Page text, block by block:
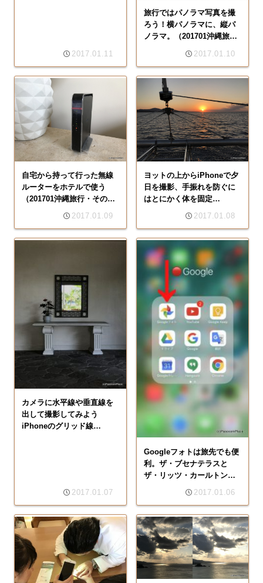
2017.01.11
旅行ではパノラマ写真を撮
ろう！横パノラマに、縦パ
ノラマ。（201701沖縄旅
2017.01.10
自宅から持って行った無線
ルーターをホテルで使う
（201701沖縄旅行・その
2017.01.09
ヨットの上からiPhoneで夕
日を撮影、手振れを防ぐに
はとにかく体を固定
2017.01.08
カメラに水平線や垂直線を
出して撮影してみよう
iPhoneのグリッド線
2017.01.07
Googleフォトは旅先でも便
利。ザ・ブセナテラスと
ザ・リッツ・カールトン沖
行201701・その5）
2017.01.06